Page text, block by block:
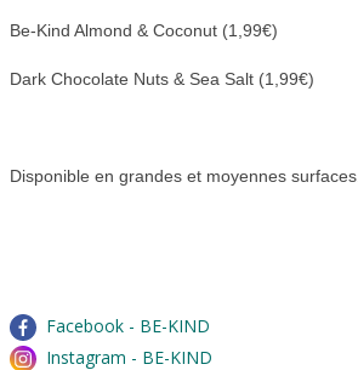
Be-Kind Almond & Coconut (1,99€)
Dark Chocolate Nuts & Sea Salt (1,99€)
Disponible en grandes et moyennes surfaces.
Facebook - BE-KIND
Instagram - BE-KIND